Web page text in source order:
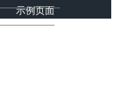
示例页面